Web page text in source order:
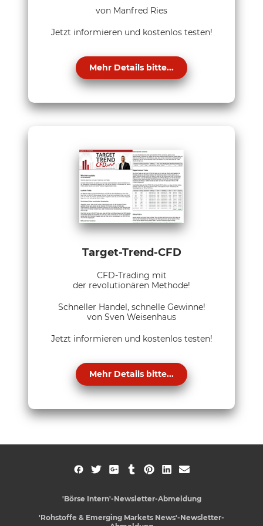
von Manfred Ries
Jetzt informieren und kostenlos testen!
Mehr Details bitte...
Target-Trend-CFD
CFD-Trading mit
der revolutionären Methode!
Schneller Handel, schnelle Gewinne!
von Sven Weisenhaus
Jetzt informieren und kostenlos testen!
Mehr Details bitte...
'Börse Intern'-Newsletter-Abmeldung
'Rohstoffe & Emerging Markets News'-Newsletter-